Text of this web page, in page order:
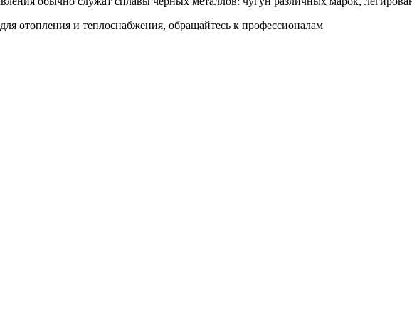
отопления и теплоснабжения, обращайтесь к профессионалам